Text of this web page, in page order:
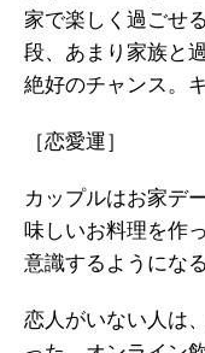
家で楽しく過ごせ
段、あまり家族と
絶好のチャンス。
［恋愛運］
カップルはお家デ
味しいお料理を作
意識するようにな
恋人がいない人は